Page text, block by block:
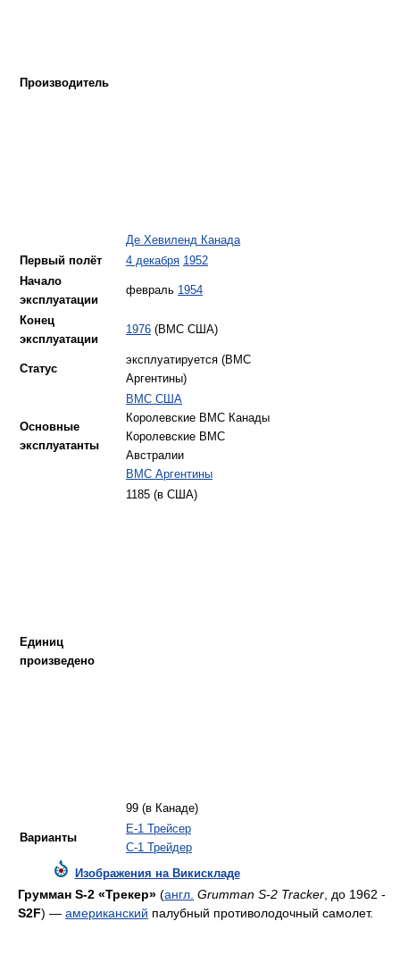
Производитель
Де Хевиленд Канада
Первый полёт
4 декабря 1952
Начало
эксплуатации
февраль 1954
Конец
эксплуатации
1976 (ВМС США)
Статус
эксплуатируется (ВМС
Аргентины)
Основные
эксплуатанты
ВМС США
Королевские ВМС Канады
Королевские ВМС
Австралии
ВМС Аргентины
Единиц
произведено
1185 (в США)
99 (в Канаде)
Варианты
E-1 Трейсер
C-1 Трейдер
Изображения на Викискладе
Грумман S-2 «Трекер» (англ. Grumman S-2 Tracker , до 1962 -
S2F) — американский палубный противолодочный самолет.